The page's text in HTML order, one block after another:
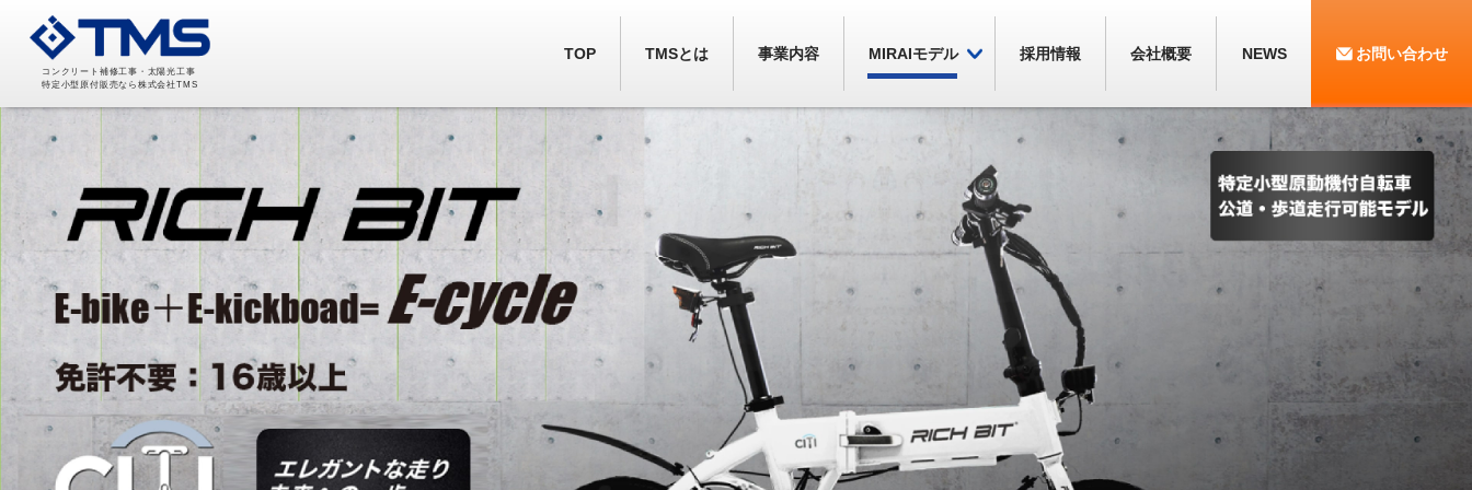
コンクリート補修工事・太陽光工事
特定小型原付販売なら株式会社TMS
TOP TMSとは 事業内容 MIRAIモデル 採用情報 会社概要 NEWS お問い合わせ